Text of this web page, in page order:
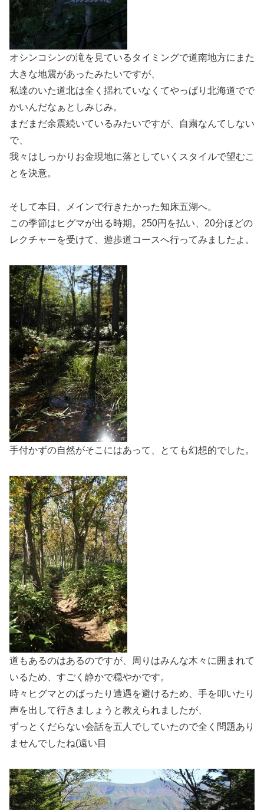
オシンコシンの滝を見ているタイミングで道南地方にまた
大きな地震があったみたいですが、
私達のいた道北は全く揺れていなくてやっぱり北海道でで
かいんだなぁとしみじみ。
まだまだ余震続いているみたいですが、自粛なんてしない
で、
我々はしっかりお金現地に落としていくスタイルで望むこ
とを決意。
そして本日、メインで行きたかった知床五湖へ。
この季節はヒグマが出る時期。250円を払い、20分ほどの
レクチャーを受けて、遊歩道コースへ行ってみましたよ。
手付かずの自然がそこにはあって、とても幻想的でした。
道もあるのはあるのですが、周りはみんな木々に囲まれて
いるため、すごく静かで穏やかです。
時々ヒグマとのばったり遭遇を避けるため、手を叩いたり
声を出して行きましょうと教えられましたが、
ずっとくだらない会話を五人でしていたので全く問題あり
ませんでしたね(遠い目